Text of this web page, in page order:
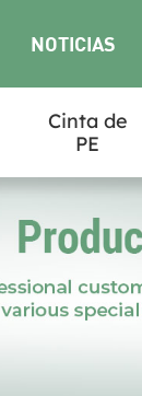
NOTICIAS
Cinta de
PE